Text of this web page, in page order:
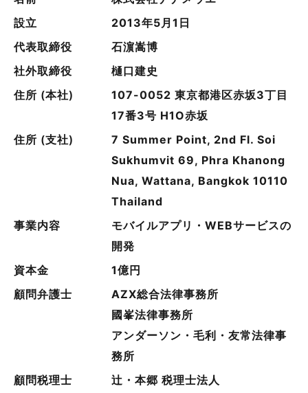
設立
2013年5月1日
代表取締役
石濵嵩博
社外取締役
樋口建史
住所 (本社)
107-0052 東京都港区赤坂3丁目
17番3号 H1O赤坂
住所 (支社)
7 Summer Point, 2nd Fl. Soi
Sukhumvit 69, Phra Khanong
Nua, Wattana, Bangkok 10110
Thailand
事業内容
モバイルアプリ・WEBサービスの
開発
資本金
1億円
顧問弁護士
AZX総合法律事務所
國峯法律事務所
アンダーソン・毛利・友常法律事
務所
顧問税理士
辻・本郷 税理士法人